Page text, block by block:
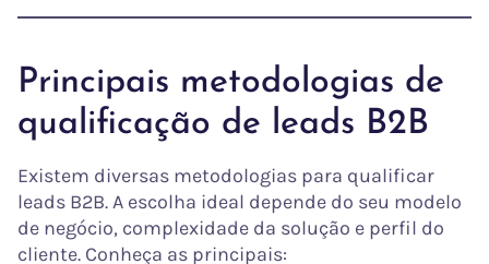
Principais metodologias de
qualificação de leads B2B
Existem diversas metodologias para qualificar
leads B2B. A escolha ideal depende do seu modelo
de negócio, complexidade da solução e perfil do
cliente. Conheça as principais: